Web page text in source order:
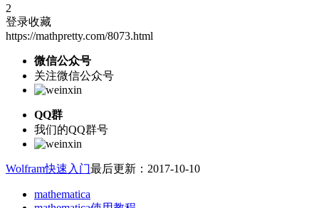
2
登录收藏
https://mathpretty.com/8073.html
微信公众号
关注微信公众号
QQ群
我们的QQ群号
Wolfram快速入门最后更新：2017-10-10
mathematica